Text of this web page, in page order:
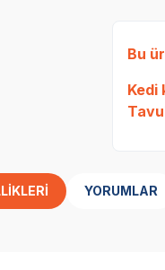
Bu
Kedi
YORUMLAR